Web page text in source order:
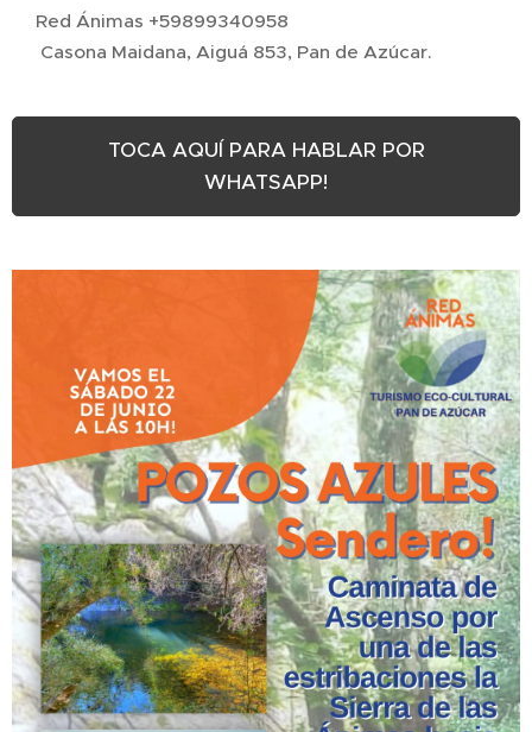
📲Red Ánimas +59899340958
📍 Casona Maidana, Aiguá 853, Pan de Azúcar.
TOCA AQUÍ PARA HABLAR POR
WHATSAPP!